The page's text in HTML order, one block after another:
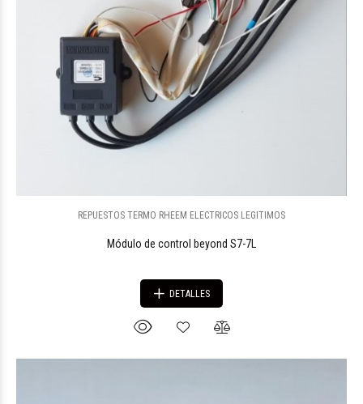
REPUESTOS TERMO RHEEM ELECTRICOS LEGITIMOS
Módulo de control beyond S7-7L
DETALLES